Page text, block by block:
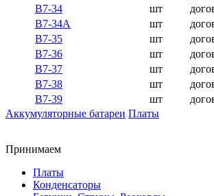
В7-34
шт
В7-34А
шт
В7-35
шт
В7-36
шт
В7-37
шт
В7-38
шт
В7-39
шт
Аккумуляторные батареи Платы
Принимаем
Платы
Конденсаторы